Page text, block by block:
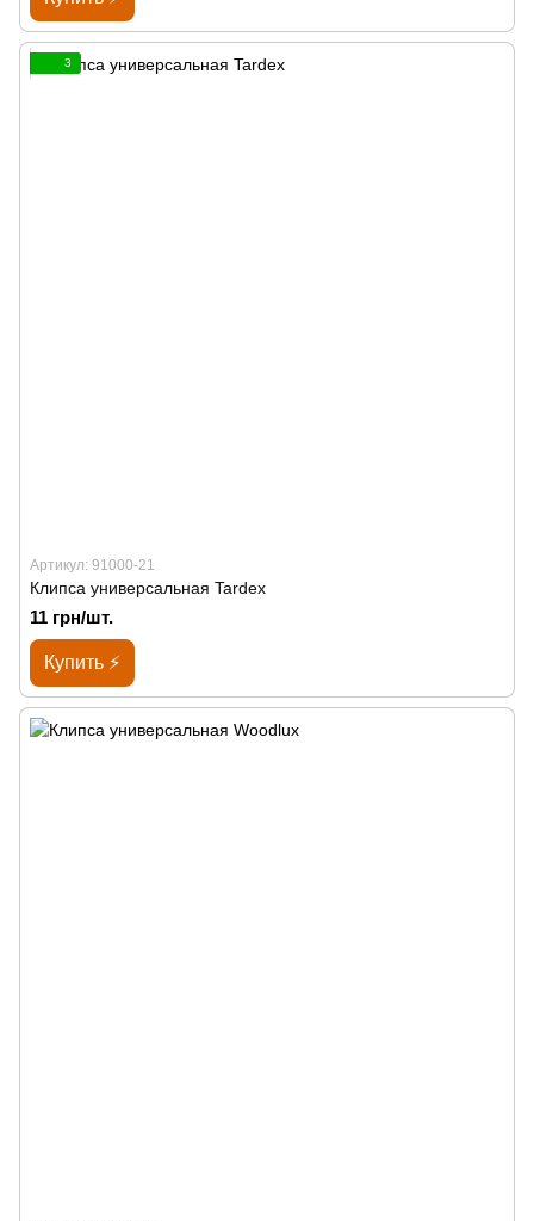
3
Артикул: 91000-21
Клипса универсальная Tardex
11 грн/шт.
Купить ⚡